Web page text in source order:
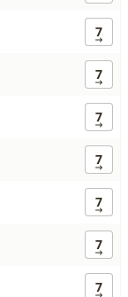
7
7
7
7
7
7
7